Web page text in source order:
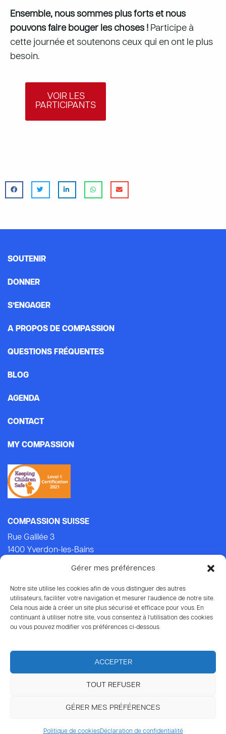
Gérer mes préférences
Notre site utilise les cookies afin de vous distinguer des autres
utilisateurs, faciliter votre navigation et mesurer l’audience de notre site.
Cela nous aide à créer un site plus sécurisé et efficace pour vous. En
continuant à utiliser notre site, vous consentez à l’utilisation des cookies
ou vous pouvez modifier vos préférences ci-dessous.
ACCEPTER
TOUT REFUSER
GÉRER MES PRÉFÉRENCES
Politique de cookiesDéclaration de confidentialité
Ensemble, nous sommes plus forts et nous
pouvons faire bouger les choses ! Participe à
cette journée et soutenons ceux qui en ont le plus
besoin.
VOIR LES
PARTICIPANTS
SOUTENIR
DONNER
S’ENGAGER
A PROPOS DE COMPASSION
QUESTIONS FRÉQUENTES
BLOG
AGENDA
CONTACT
MY COMPASSION
COMPASSION SUISSE
Rue Galilée 3
1400 Yverdon-les-Bains
IBAN CH93 8080 8007 6814 3434 7
Vos dons à Compassion sont déductibles des impôts.
© 2026 Compassion Suisse